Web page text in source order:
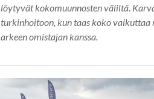
löytyvät kokomuunnosten väliltä.
turkinhoitoon, kun taas koko
arkeen omistajan kanssa.